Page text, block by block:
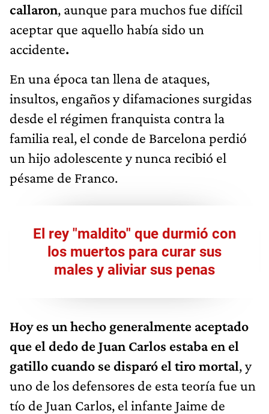
callaron, aunque para muchos fue difícil
aceptar que aquello había sido un
accidente.
En una época tan llena de ataques,
insultos, engaños y difamaciones surgidas
desde el régimen franquista contra la
familia real, el conde de Barcelona perdió
un hijo adolescente y nunca recibió el
pésame de Franco.
El rey "maldito" que durmió con
los muertos para curar sus
males y aliviar sus penas
Hoy es un hecho generalmente aceptado
que el dedo de Juan Carlos estaba en el
gatillo cuando se disparó el tiro mortal, y
uno de los defensores de esta teoría fue un
tío de Juan Carlos, el infante Jaime de